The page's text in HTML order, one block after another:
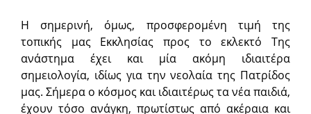
Η σημερινή, όμως, προσφερομένη τιμή της
τοπικής μας Εκκλησίας προς το εκλεκτό Της
ανάστημα έχει και μία ακόμη ιδιαιτέρα
σημειολογία, ιδίως για την νεολαία της Πατρίδος
μας. Σήμερα ο κόσμος και ιδιαιτέρως τα νέα παιδιά,
έχουν τόσο ανάγκη, πρωτίστως από ακέραια και